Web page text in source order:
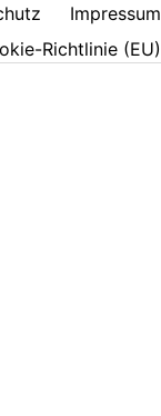
Impressum
Richtlinie (EU)